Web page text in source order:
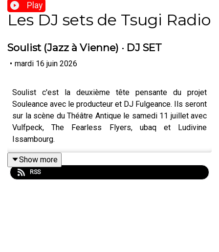
Play
Les DJ sets de Tsugi Radio
Soulist (Jazz à Vienne) · DJ SET
• mardi 16 juin 2026
Soulist c'est la deuxième tête pensante du projet
Souleance avec le producteur et DJ Fulgeance. Ils seront
sur la scène du Théâtre Antique le samedi 11 juillet avec
Vulfpeck, The Fearless Flyers, ubaq et Ludivine
Issambourg.
Le but : réinventer le dancefloor avec du style, mais
surtout du funk, du jazz, de la soul et cet instinct du cool
qui font les nuits mémorables.Kebab Discothèque, leur
Show more
RSS